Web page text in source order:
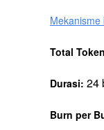
Total
Durasi: 24
Burn per